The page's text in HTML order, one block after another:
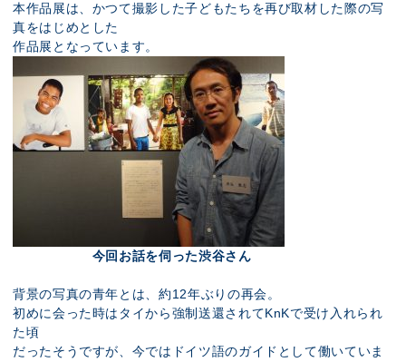
本作品展は、かつて撮影した子どもたちを再び取材した際の写
真をはじめとした
作品展となっています。
今回お話を伺った渋谷さん
背景の写真の青年とは、約12年ぶりの再会。
初めに会った時はタイから強制送還されてKnKで受け入れられ
た頃
だったそうですが、今ではドイツ語のガイドとして働いていま